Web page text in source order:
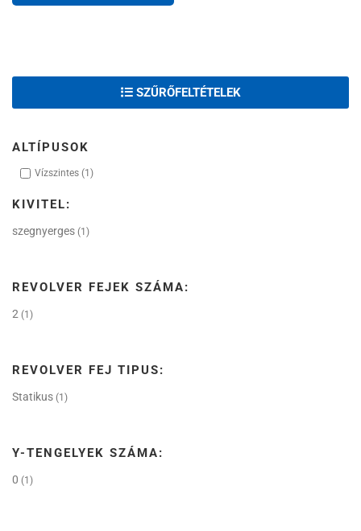
SZŰRŐFELTÉTELEK
ALTÍPUSOK
Vízszintes (1)
KIVITEL:
szegnyerges (1)
REVOLVER FEJEK SZÁMA:
2 (1)
REVOLVER FEJ TIPUS:
Statikus (1)
Y-TENGELYEK SZÁMA:
0 (1)